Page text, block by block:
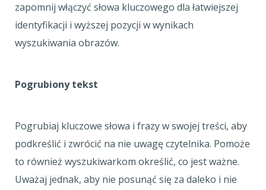
zapomnij włączyć słowa kluczowego dla łatwiejszej
identyfikacji i wyższej pozycji w wynikach
wyszukiwania obrazów.
Pogrubiony tekst
Pogrubiaj kluczowe słowa i frazy w swojej treści, aby
podkreślić i zwrócić na nie uwagę czytelnika. Pomoże
to również wyszukiwarkom określić, co jest ważne.
Uważaj jednak, aby nie posunąć się za daleko i nie